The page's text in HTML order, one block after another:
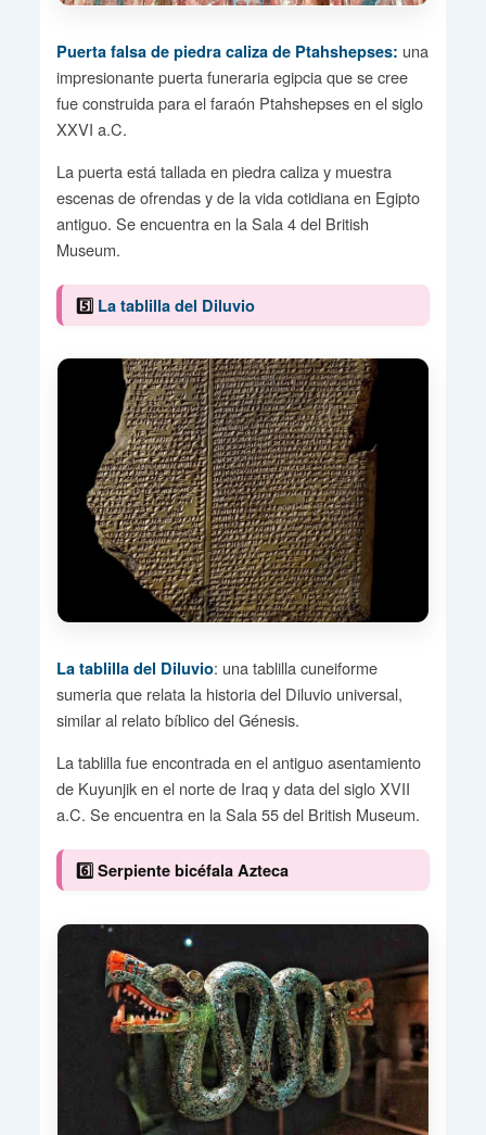
Puerta falsa de piedra caliza de Ptahshepses: una
impresionante puerta funeraria egipcia que se cree
fue construida para el faraón Ptahshepses en el siglo
XXVI a.C.
La puerta está tallada en piedra caliza y muestra
escenas de ofrendas y de la vida cotidiana en Egipto
antiguo. Se encuentra en la Sala 4 del British
Museum.
5️⃣ La tablilla del Diluvio
La tablilla del Diluvio: una tablilla cuneiforme
sumeria que relata la historia del Diluvio universal,
similar al relato bíblico del Génesis.
La tablilla fue encontrada en el antiguo asentamiento
de Kuyunjik en el norte de Iraq y data del siglo XVII
a.C. Se encuentra en la Sala 55 del British Museum.
6️⃣ Serpiente bicéfala Azteca